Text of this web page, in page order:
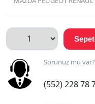
Sorunuz mu
(552) 228 78